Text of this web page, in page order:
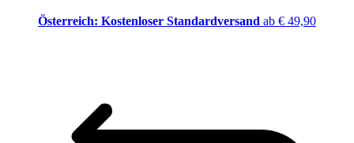
Österreich: Kostenloser Standardversand ab € 49,90